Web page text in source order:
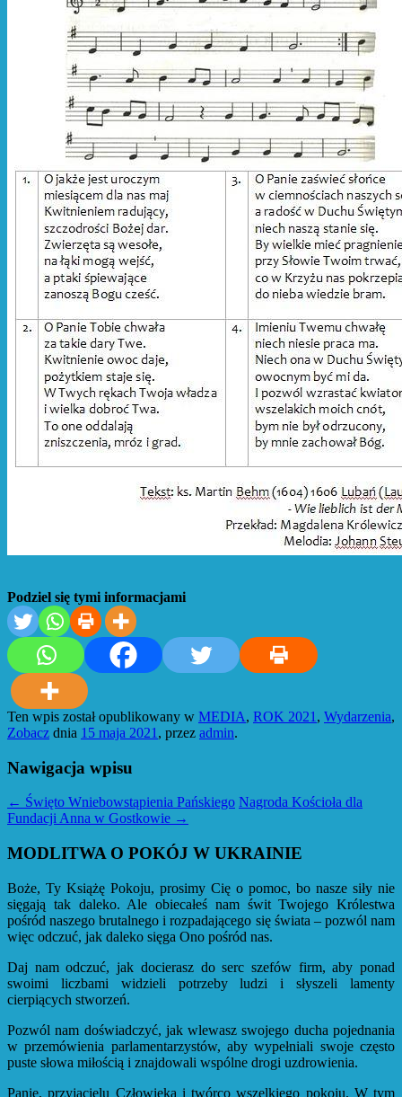
Podziel się tymi informacjami
Ten wpis został opublikowany w MEDIA, ROK 2021 , Wydarzenia,
Zobacz dnia 15 maja 2021 , przez admin.
Nawigacja wpisu
← Święto Wniebowstąpienia Pańskiego Nagroda Kościoła dla
Fundacji Anna w Gostkowie →
MODLITWA O POKÓJ W UKRAINIE
Boże, Ty Książę Pokoju, prosimy Cię o pomoc, bo nasze siły nie
sięgają tak daleko. Ale obiecałeś nam świt Twojego Królestwa
pośród naszego brutalnego i rozpadającego się świata – pozwól nam
więc odczuć, jak daleko sięga Ono pośród nas.
Daj nam odczuć, jak docierasz do serc szefów firm, aby ponad
swoimi liczbami widzieli potrzeby ludzi i słyszeli lamenty
cierpiących stworzeń.
Pozwól nam doświadczyć, jak wlewasz swojego ducha pojednania
w przemówienia parlamentarzystów, aby wypełniali swoje często
puste słowa miłością i znajdowali wspólne drogi uzdrowienia.
Panie, przyjacielu Człowieka i twórco wszelkiego pokoju. W tym